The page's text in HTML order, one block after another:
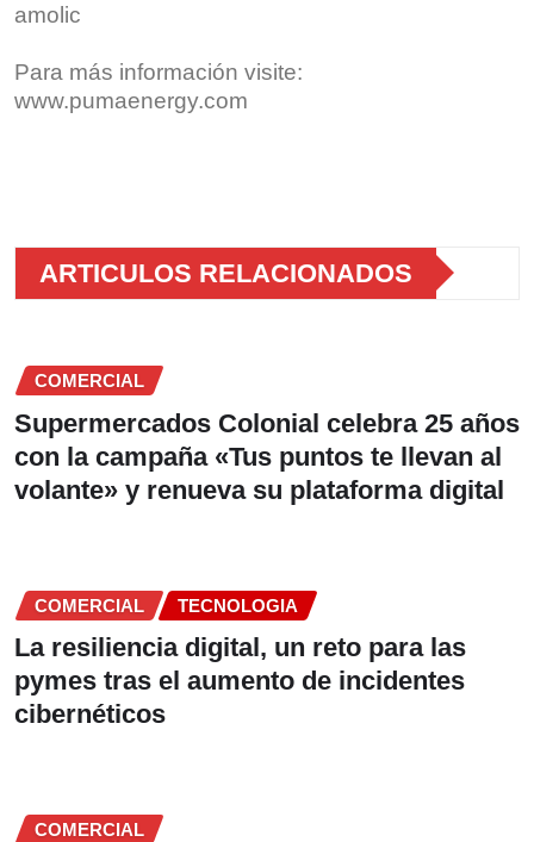
amolic
Para más información visite:
www.pumaenergy.com
ARTICULOS RELACIONADOS
COMERCIAL
Supermercados Colonial celebra 25 años
con la campaña «Tus puntos te llevan al
volante» y renueva su plataforma digital
COMERCIAL TECNOLOGIA
La resiliencia digital, un reto para las
pymes tras el aumento de incidentes
cibernéticos
COMERCIAL